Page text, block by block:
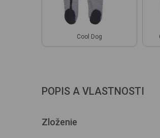
Cool Dog
POPIS A VLASTNOSTI
Zloženie